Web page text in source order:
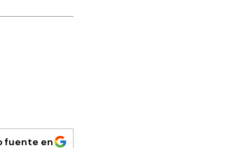
fuente en